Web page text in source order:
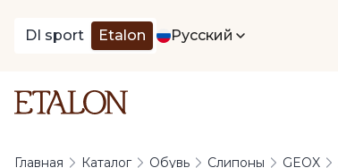
DI sport Etalon Русский
Главная Каталог Обувь Слипоны GEOX